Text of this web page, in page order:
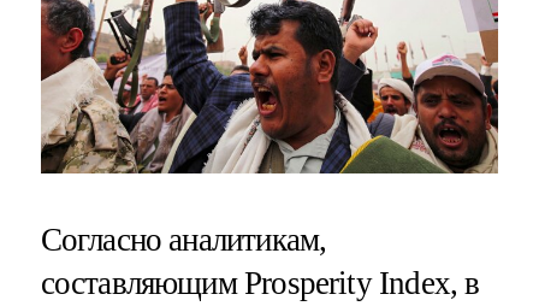
Согласно аналитикам,
составляющим Prosperity Index, в